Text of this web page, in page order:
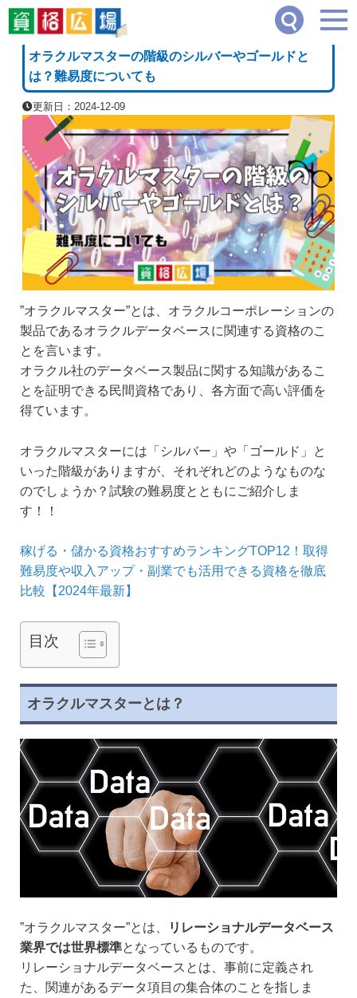
資格広場≫ IT・コンピュータ・情報処理系 オラクルマスターの階級のシルバーや
[PR]
オラクルマスターの階級のシルバーやゴールドと
は？難易度についても
更新日：2024-12-09
”オラクルマスター”とは、オラクルコーポレーションの
製品であるオラクルデータベースに関連する資格のこ
とを言います。
オラクル社のデータベース製品に関する知識があるこ
とを証明できる民間資格であり、各方面で高い評価を
得ています。
オラクルマスターには「シルバー」や「ゴールド」と
いった階級がありますが、それぞれどのようなものな
のでしょうか？試験の難易度とともにご紹介しま
す！！
稼げる・儲かる資格おすすめランキングTOP12！取得
難易度や収入アップ・副業でも活用できる資格を徹底
比較【2024年最新】
目次
オラクルマスターとは？
”オラクルマスター”とは、
リレーショナルデータベース
業界では世界標準となっているものです。
リレーショナルデータベースとは、事前に定義され
た、関連があるデータ項目の集合体のことを指しま